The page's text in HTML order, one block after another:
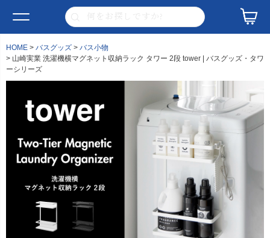
HOME バスグッズ
バス小物
山崎実業 洗濯機横マグネット収納ラック タワー 2段 tower | バスグッズ・タワ
ーシリーズ